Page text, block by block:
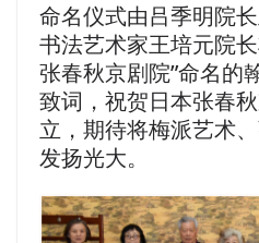
命名仪式由吕季明院长
书法艺术家王培元院
张春秋京剧院”命名的
致词，祝贺日本张春
立，期待将梅派艺术
发扬光大。